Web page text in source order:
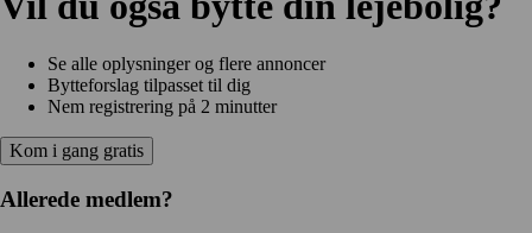
Se alle oplysninger og flere annoncer
Bytteforslag tilpasset til dig
Nem registrering på 2 minutter
Kom i gang gratis
Allerede medlem?